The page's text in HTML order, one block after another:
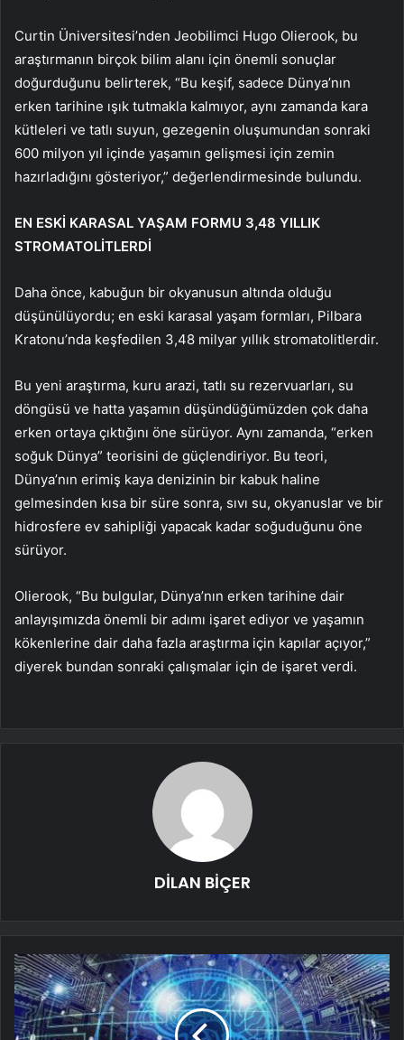
Curtin Üniversitesi’nden Jeobilimci Hugo Olierook, bu
araştırmanın birçok bilim alanı için önemli sonuçlar
doğurduğunu belirterek, “Bu keşif, sadece Dünya’nın
erken tarihine ışık tutmakla kalmıyor, aynı zamanda kara
kütleleri ve tatlı suyun, gezegenin oluşumundan sonraki
600 milyon yıl içinde yaşamın gelişmesi için zemin
hazırladığını gösteriyor,” değerlendirmesinde bulundu.
EN ESKİ KARASAL YAŞAM FORMU 3,48 YILLIK
STROMATOLİTLERDİ
Daha önce, kabuğun bir okyanusun altında olduğu
düşünülüyordu; en eski karasal yaşam formları, Pilbara
Kratonu’nda keşfedilen 3,48 milyar yıllık stromatolitlerdir.
Bu yeni araştırma, kuru arazi, tatlı su rezervuarları, su
döngüsü ve hatta yaşamın düşündüğümüzden çok daha
erken ortaya çıktığını öne sürüyor. Aynı zamanda, “erken
soğuk Dünya” teorisini de güçlendiriyor. Bu teori,
Dünya’nın erimiş kaya denizinin bir kabuk haline
gelmesinden kısa bir süre sonra, sıvı su, okyanuslar ve bir
hidrosfere ev sahipliği yapacak kadar soğuduğunu öne
sürüyor.
Olierook, “Bu bulgular, Dünya’nın erken tarihine dair
anlayışımızda önemli bir adımı işaret ediyor ve yaşamın
kökenlerine dair daha fazla araştırma için kapılar açıyor,”
diyerek bundan sonraki çalışmalar için de işaret verdi.
DİLAN BİÇER